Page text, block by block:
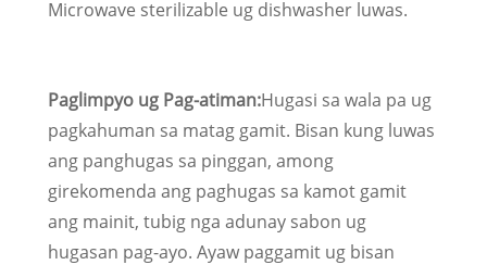
Microwave sterilizable ug dishwasher luwas.
Paglimpyo ug Pag-atiman:Hugasi sa wala pa ug
pagkahuman sa matag gamit. Bisan kung luwas
ang panghugas sa pinggan, among
girekomenda ang paghugas sa kamot gamit
ang mainit, tubig nga adunay sabon ug
hugasan pag-ayo. Ayaw paggamit ug bisan